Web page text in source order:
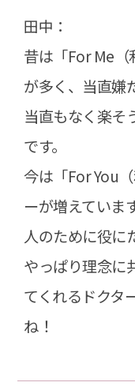
田中：
昔は「For Me（
が多く、当直嫌
当直もなく楽そ
です。
今は「For You
ーが増えています
人のために役に
やっぱり理念に
てくれるドクタ
ね！